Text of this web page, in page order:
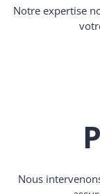
Notre expertise
Nous